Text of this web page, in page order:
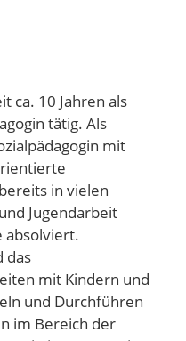
ca. 10 Jahren als
tätig. Als
mit
in vielen
Jugendarbeit
absolviert.
das
mit Kindern und
und Durchführen
im Bereich der